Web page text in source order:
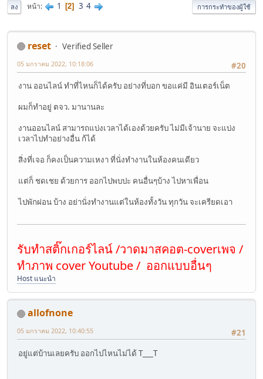
ลง หน้า 1 2 3 4 การกระทำของผู้ใช้
reset
Verified Seller
#20
05 มกราคม 2022, 10:18:06
งาน ออนไลน์ ทำที่ไหนก็ได้ครับ อย่างที่บอก ขอแค่มี อินเตอร์เน็ต
ผมก็ทำอยู่ ตจว. มานานละ
งานออนไลน์ สามารถแบ่งเวลาได้เองด้วยครับ ไม่มีเจ้านาย จะแบ่ง
เวลาไปทำอย่างอื่น ก้ได้
สิ่งที่เจอ ก็คงเป็นความเหงา ที่นั่งทำงานในห้องคนเดียว
แต่ก็ ชดเชย ด้วยการ ออกไปพบปะ คนอื่นๆบ้าง ไปหาเพื่อน
ไปพักผ่อน บ้าง อย่านั่งทำงานแต่ในห้องทั้งวัน ทุกวัน จะเครียดเอา
รับทำสติ๊กเกอร์ไลน์ /วาดมาสคอต-coverเพจ /
ทำภาพ cover Youtube / ออกแบบอื่นๆ
Host แนะนำ
allofnone
#21
05 มกราคม 2022, 10:40:55
อยู่แต่บ้านเลยครับ ออกไปไหนไม่ได้ T___T